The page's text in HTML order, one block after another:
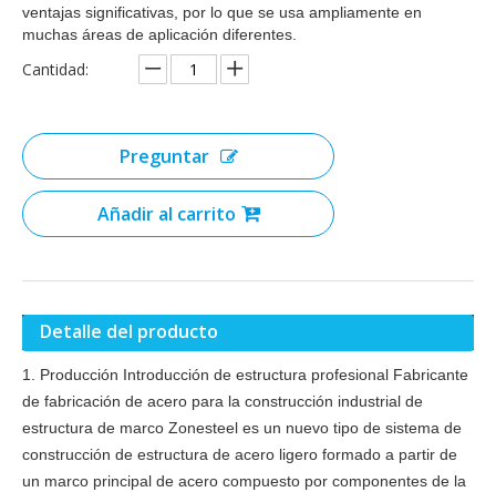
ventajas significativas, por lo que se usa ampliamente en
muchas áreas de aplicación diferentes.
Cantidad:
Preguntar
Añadir al carrito
Detalle del producto
1. Producción Introducción de estructura profesional Fabricante
de fabricación de acero para la construcción industrial de
estructura de marco Zonesteel es un nuevo tipo de sistema de
construcción de estructura de acero ligero formado a partir de
un marco principal de acero compuesto por componentes de la